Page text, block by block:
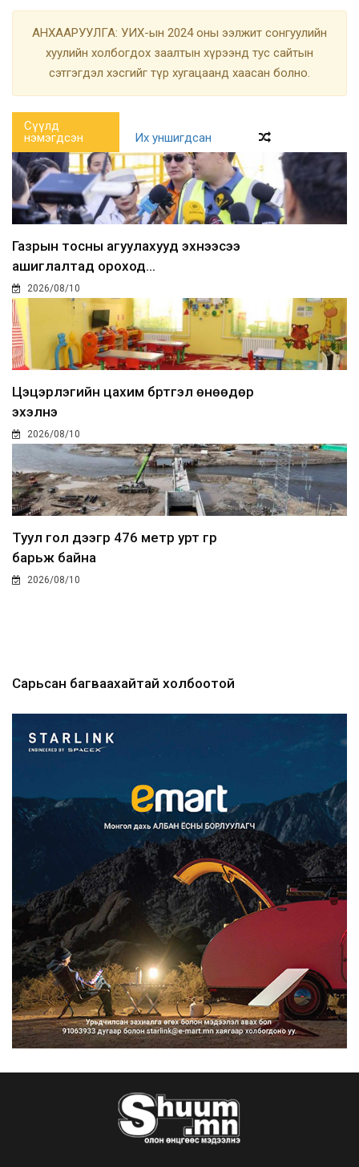
АНХААРУУЛГА: УИХ-ын 2024 оны ээлжит сонгуулийн
хуулийн холбогдох заалтын хүрээнд тус сайтын
сэтгэгдэл хэсгийг түр хугацаанд хаасан болно.
Сүүлд
нэмэгдсэн
Их уншигдсан
Газрын тосны агуулахууд эхнээсээ
ашиглалтад ороход...
2026/08/10
Цэцэрлэгийн цахим бүртгэл өнөөдөр
эхэлнэ
2026/08/10
Туул гол дээгүүр 476 метр урт гүүр
барьж байна
2026/08/10
Сарьсан багваахайтай холбоотой
Улсын дугаарын тэгш, сондгойгоор
ангилан хөдөлгөөн...
2026/08/10
Нарантуул, Дүнжингарав, Шинэ 100
айл худалдааны тө...
2026/08/10
КОП17-д ажиллах онцгой байдлын
бүрэлдэхүүн хамтарс...